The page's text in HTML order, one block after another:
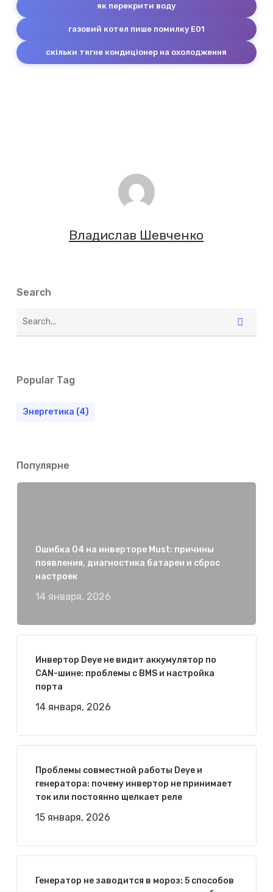
як перекрити воду
газовий котел пише помилку E01
скільки тягне кондиціонер на охолодження
Владислав Шевченко
Search
Popular Tag
Энергетика (4)
Популярне
Ошибка 04 на инверторе Must: причины
появления, диагностика батареи и сброс
настроек
14 января, 2026
Инвертор Deye не видит аккумулятор по
CAN-шине: проблемы с BMS и настройка
порта
14 января, 2026
Проблемы совместной работы Deye и
генератора: почему инвертор не принимает
ток или постоянно щелкает реле
15 января, 2026
Генератор не заводится в мороз: 5 способов